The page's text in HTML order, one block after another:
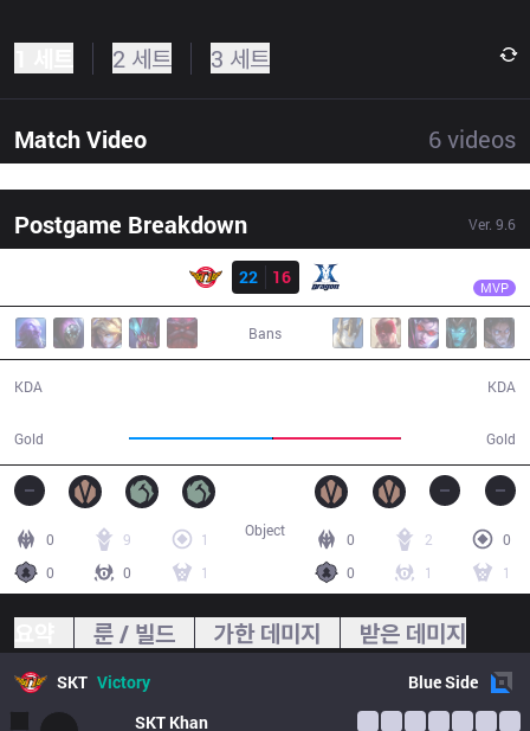
2 세트 3 세트
Match Video 6videos
Postgame Breakdown Ver. 9.6
22
16 MVP
Bans
KDA
Gold Gold
KDA
0 9
1
0
0 1
0 2
0
0
1 1
Object
룬 / 빌드 가한 데미지 받은 데미지
SKT Victory BlueSide
SKT Khan